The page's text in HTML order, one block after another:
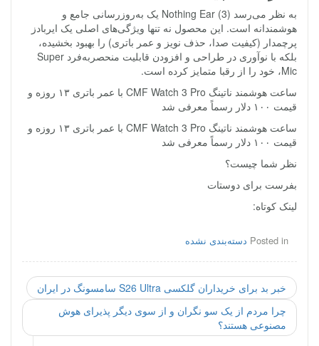
به نظر می‌رسد Nothing Ear (3) یک به‌روزرسانی جامع و
هوشمندانه است. این محصول نه تنها ویژگی‌های اصلی یک ایربادز
پرچمدار (کیفیت صدا، حذف نویز و عمر باتری) را بهبود بخشیده،
بلکه با نوآوری در طراحی و افزودن قابلیت منحصربه‌فرد Super
Mic، خود را از رقبا متمایز کرده است.
ساعت هوشمند ناتینگ CMF Watch 3 Pro با عمر باتری ۱۳ روزه و
قیمت ۱۰۰ دلار رسماً معرفی شد
ساعت هوشمند ناتینگ CMF Watch 3 Pro با عمر باتری ۱۳ روزه و
قیمت ۱۰۰ دلار رسماً معرفی شد
نظر شما چیست؟
بفرست برای دوستات
لینک کوتاه:
Posted in دسته‌بندی نشده
خبر بد برای خریداران گلکسی S26 Ultra سامسونگ در ایران
چرا مردم از یک سو نگران و از سوی دیگر پذیرای هوش
مصنوعی هستند؟